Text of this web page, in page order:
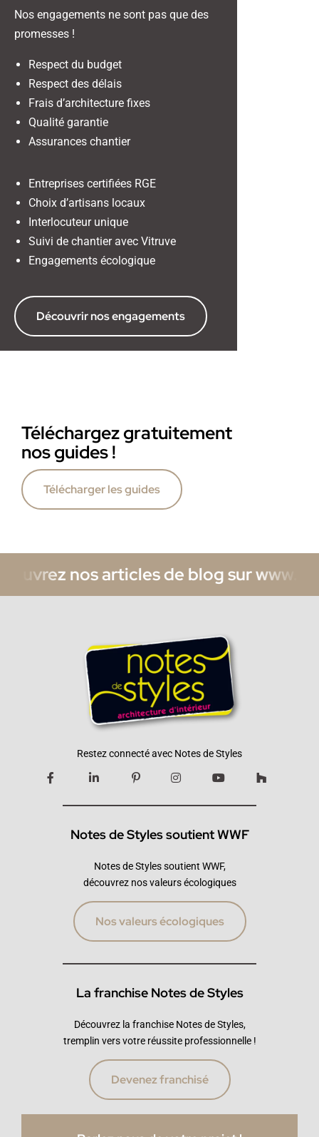
Nos engagements ne sont pas que des
promesses !
Respect du budget
Respect des délais
Frais d’architecture fixes
Qualité garantie
Assurances chantier
Entreprises certifiées RGE
Choix d’artisans locaux
Interlocuteur unique
Suivi de chantier avec Vitruve
Engagements écologique
Découvrir nos engagements
Téléchargez gratuitement
nos guides !
Télécharger les guides
nos articles de blog sur
Restez connecté avec Notes de Styles
Notes de Styles soutient WWF
Notes de Styles soutient WWF,
découvrez nos valeurs écologiques
Nos valeurs écologiques
La franchise Notes de Styles
Découvrez la franchise Notes de Styles,
tremplin vers votre réussite professionnelle !
Devenez franchisé